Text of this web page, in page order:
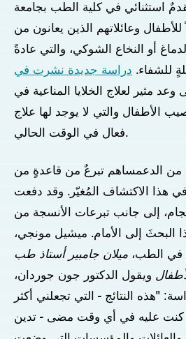
استثنائي في كلية الطب بجامعة
للأطفال وعائلاتهم الذين يعانون من
أو النخاع الشوكي، والتي عادةً
للشفاء. دراسة جديدة نشرت في
مثير لعلاج الخلايا المناعية في
الأطفال والتي لا يوجد لها علاج
فعال في الوقت الحالي.
الدعمساهم تبرعٌ من قاعدةٍ من
هذا الاكتشاف المُغيّر. وقد دفعت
إلى جانب تبرعات الأنسجة من
البحثَ إلى الأمام. ميشيل مونجي،
في الطب، ميلان جامبير أستاذ طب
ويقول الدكتور جون جوردان،
"هذه النتائج - التي تجعلني أكثر
كنت عليه في أي وقت مضى - تدين